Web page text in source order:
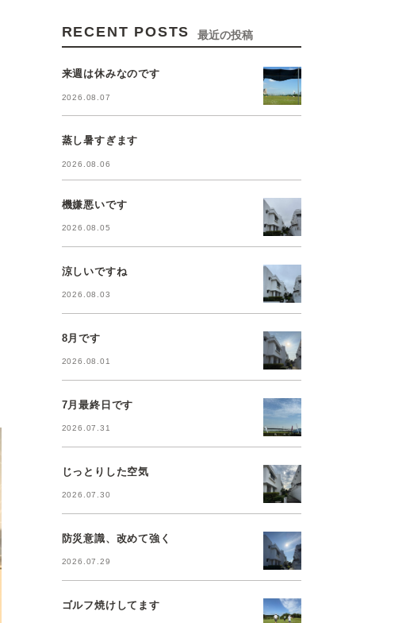
RECENT POSTS 最近の投稿
来週は休みなのです
2026.08.07
蒸し暑すぎます
2026.08.06
機嫌悪いです
2026.08.05
涼しいですね
2026.08.03
8月です
2026.08.01
7月最終日です
2026.07.31
じっとりした空気
2026.07.30
防災意識、改めて強く
2026.07.29
ゴルフ焼けしてます